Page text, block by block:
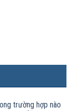
trường hợp nào